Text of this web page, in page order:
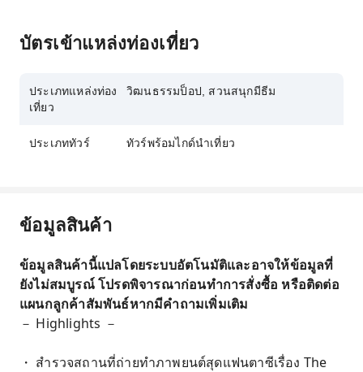
บัตรเข้าแหล่งท่องเที่ยว
ประเภทแหล่งท่อง
เที่ยว
วิฒนธรรมป็อป, สวนสนุกมีธีม
ประเภททัวร์ ทัวร์พร้อมไกด์นำเที่ยว
ข้อมูลสินค้า
ข้อมูลสินค้านี้แปลโดยระบบอัตโนมัติและอาจให้ข้อมูลที่
ยังไม่สมบูรณ์ โปรดพิจารณาก่อนทำการสั่งซื้อ หรือติดต่อ
แผนกลูกค้าสัมพันธ์หากมีคำถามเพิ่มเติม
－ Highlights －
・ สำรวจสถานที่ถ่ายทำภาพยนต์สุดแฟนตาซีเรื่อง The